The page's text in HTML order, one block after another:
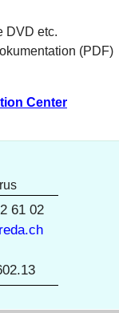
DVD etc.
(PDF)
Center
61 02